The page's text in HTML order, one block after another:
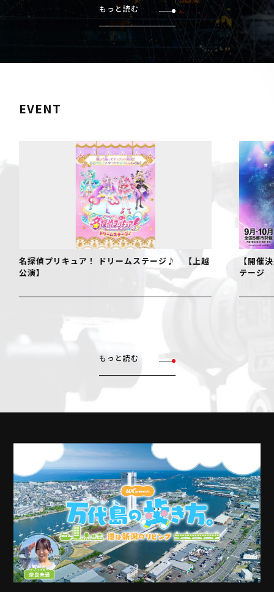
もっと読む
EVENT
名探偵プリキュア！ ドリームステージ♪ 【上越
公演】
【開催
テージ
もっと読む